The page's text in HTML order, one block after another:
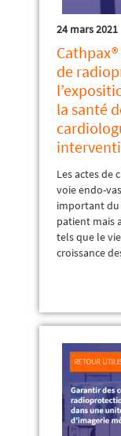
24 mars 2021
de
la santé
Les actes de
voie endo-
important du
patient mais
tels que le
croissance